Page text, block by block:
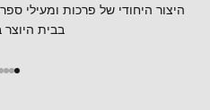
היצור היחודי של פרכות ומעילי
בבית היוצר